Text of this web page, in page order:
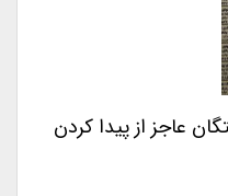
عاجز از پیدا کردن